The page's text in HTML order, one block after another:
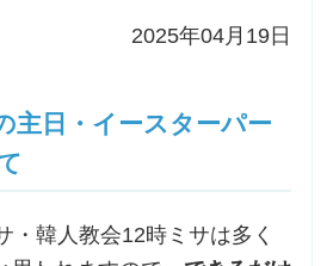
2025年04月19日
主日・イースターパー
・韓人教会12時ミサは多く